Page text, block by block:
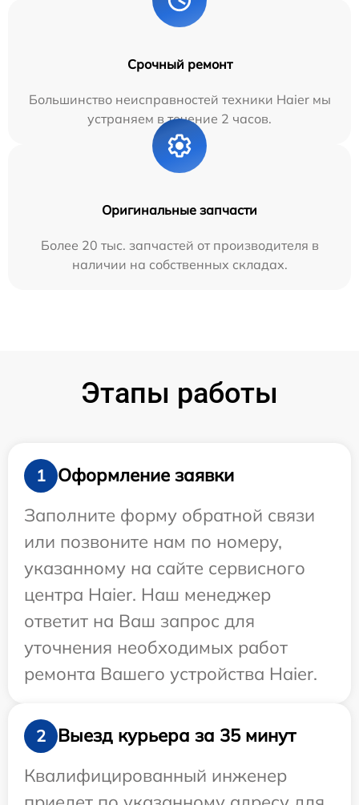
Срочный ремонт
Большинство неисправностей техники Haier мы
устраняем в течение 2 часов.
Оригинальные запчасти
Более 20 тыс. запчастей от производителя в
наличии на собственных складах.
Этапы работы
1
Оформление заявки
Заполните форму обратной связи
или позвоните нам по номеру,
указанному на сайте сервисного
центра Haier. Наш менеджер
ответит на Ваш запрос для
уточнения необходимых работ
ремонта Вашего устройства Haier.
2
Выезд курьера за 35 минут
Квалифицированный инженер